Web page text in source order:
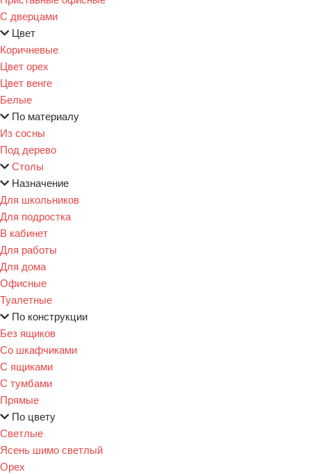
С дверцами
Цвет
Коричневые
Цвет орех
Цвет венге
Белые
По материалу
Из сосны
Под дерево
Столы
Назначение
Для школьников
Для подростка
В кабинет
Для работы
Для дома
Офисные
Туалетные
По конструкции
Без ящиков
Со шкафчиками
С ящиками
С тумбами
Прямые
По цвету
Светлые
Ясень шимо светлый
Орех